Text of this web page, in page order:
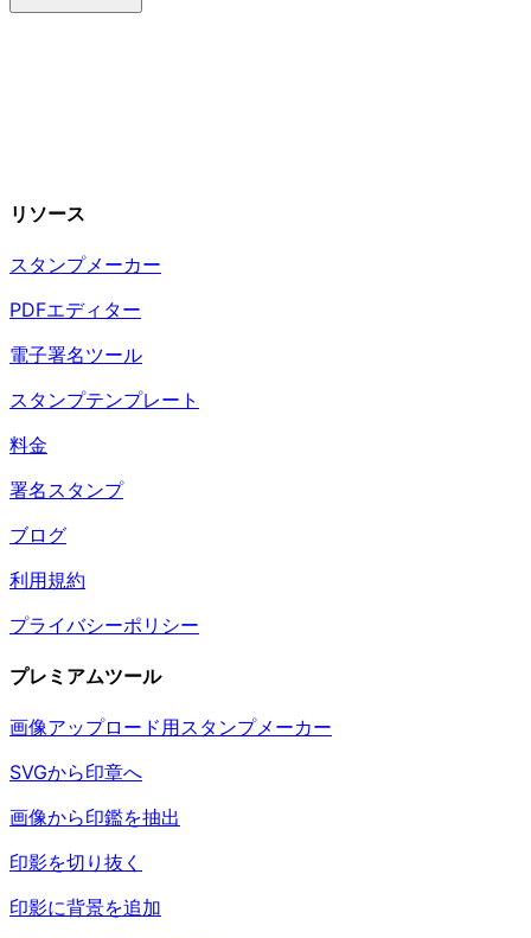
リソース
スタンプメーカー
PDFエディター
電子署名ツール
スタンプテンプレート
料金
署名スタンプ
ブログ
利用規約
プライバシーポリシー
プレミアムツール
画像アップロード用スタンプメーカー
SVGから印章へ
画像から印鑑を抽出
印影を切り抜く
印影に背景を追加